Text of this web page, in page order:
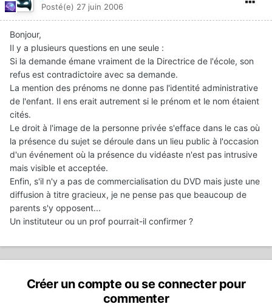
Posté(e) 27 juin 2006
Bonjour,
Il y a plusieurs questions en une seule :
Si la demande émane vraiment de la Directrice de l'école, son
refus est contradictoire avec sa demande.
La mention des prénoms ne donne pas l'identité administrative
de l'enfant. Il ens erait autrement si le prénom et le nom étaient
cités.
Le droit à l'image de la personne privée s'efface dans le cas où
la présence du sujet se déroule dans un lieu public à l'occasion
d'un événement où la présence du vidéaste n'est pas intrusive
mais visible et acceptée.
Enfin, s'il n'y a pas de commercialisation du DVD mais juste une
diffusion à titre gracieux, je ne pense pas que beaucoup de
parents s'y opposent...
Un instituteur ou un prof pourrait-il confirmer ?
Créer un compte ou se connecter pour
commenter